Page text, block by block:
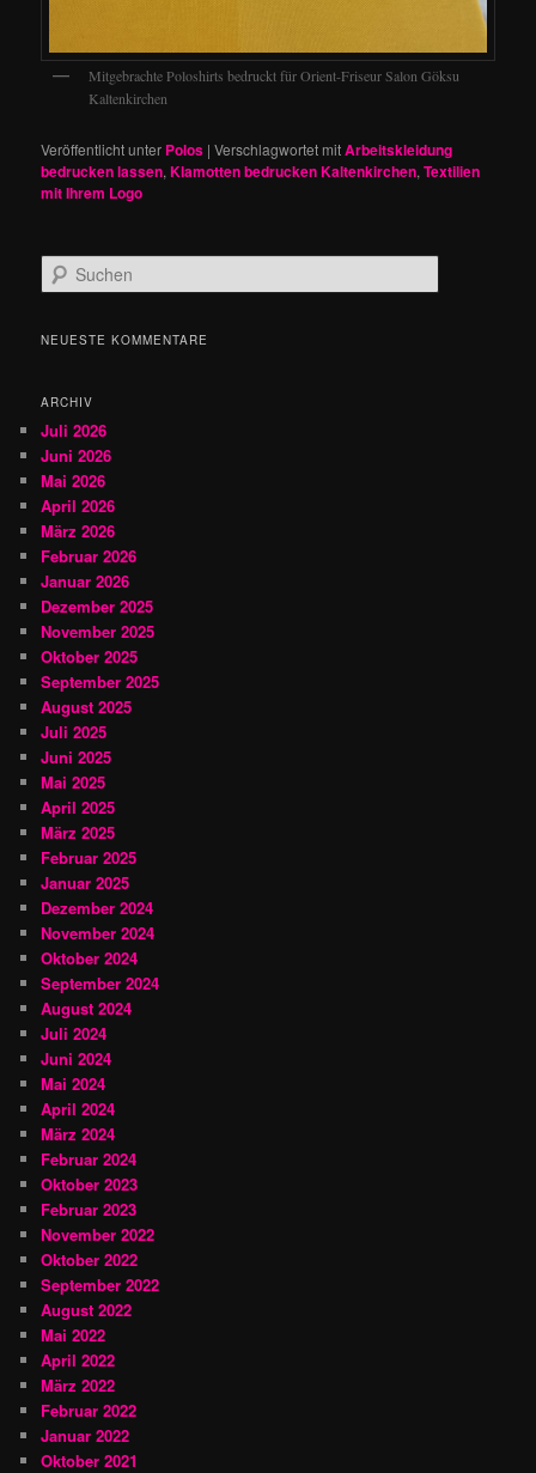
Mitgebrachte Poloshirts bedruckt für Orient-Friseur Salon Göksu
Kaltenkirchen
Veröffentlicht unter Polos |Verschlagwortet mitArbeitskleidung
bedrucken lassen,Klamotten bedrucken Kaltenkirchen,Textilien
mit Ihrem Logo
u
h
NEUESTE KOMMENTARE
ARCHIV
Juli 2026
Juni 2026
Mai 2026
April 2026
März 2026
Februar 2026
Januar 2026
Dezember 2025
November 2025
Oktober 2025
September 2025
August 2025
Juli 2025
Juni 2025
Mai 2025
April 2025
März 2025
Februar 2025
Januar 2025
Dezember 2024
November 2024
Oktober 2024
September 2024
August 2024
Juli 2024
Juni 2024
Mai 2024
April 2024
März 2024
Februar 2024
Oktober 2023
Februar 2023
November 2022
Oktober 2022
September 2022
August 2022
Mai 2022
April 2022
März 2022
Februar 2022
Januar 2022
Oktober 2021